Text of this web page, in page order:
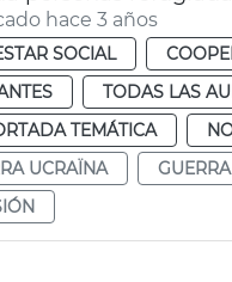
hace 3 años
SOCIAL
TODAS LAS
TEMÁTICA
UCRAÏNA